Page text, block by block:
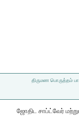
திருமண பொருத்தம்
ஜோதிட சாப்ட்வேர்